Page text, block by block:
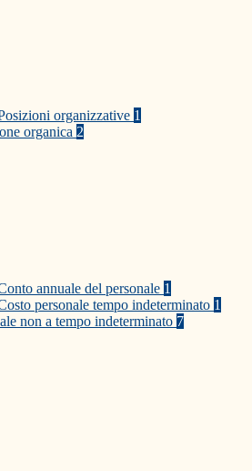
organizzative 1
organica 2
annuale del personale 1
personale tempo indeterminato 1
non a tempo indeterminato 7